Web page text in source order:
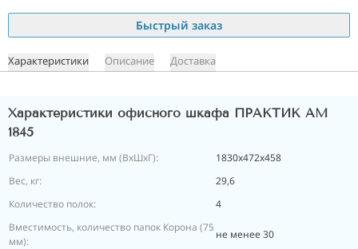
Быстрый заказ
Характеристики Описание Доставка
Характеристики офисного шкафа ПРАКТИК AM
1845
Размеры внешние, мм (ВхШхГ):
1830х472х458
Вес, кг:
29,6
Количество полок:
4
Вместимость, количество папок Корона (75
мм):
не менее 30